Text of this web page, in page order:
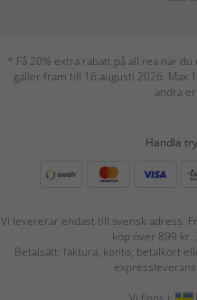
* Få 20% extra rabatt på all rea när
gäller fram till 16 augusti 2026. Max
andra
Handla
Vi levererar endast till svensk adress.
köp över 899 kr.
Betalsätt: faktura, konto, betalkort